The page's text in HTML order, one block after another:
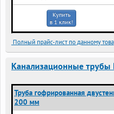
Купить
в 1 клик!
Полный прайс-лист по данному
Канализационные
Труба гофрированная
200 мм